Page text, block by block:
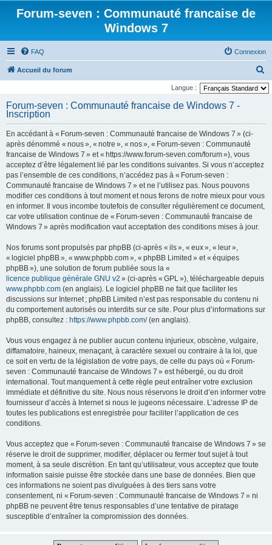
Forum-seven : Communauté francaise de
Windows 7
FAQ Connexion
Accueil du forum
e
Langue :
Forum-seven : Communauté francaise de Windows 7 -
Inscription
En accédant à « Forum-seven : Communauté francaise de Windows 7 » (ci-
après dénommé « nous », « notre », « nos », « Forum-seven : Communauté
francaise de Windows 7 » et « https://www.forum-seven.com/forum »), vous
acceptez d’être légalement lié par les conditions suivantes. Si vous n’acceptez
pas l’ensemble de ces conditions, n’accédez pas à « Forum-seven :
Communauté francaise de Windows 7 » et ne l’utilisez pas. Nous pouvons
modifier ces conditions à tout moment et nous ferons de notre mieux pour vous
en informer. Il vous incombe toutefois de consulter régulièrement ce document,
car votre utilisation continue de « Forum-seven : Communauté francaise de
Windows 7 » après modification vaut acceptation des conditions mises à jour.
Nos forums sont propulsés par phpBB (ci-après « ils », « eux », « leur »,
« logiciel phpBB », « www.phpbb.com », « phpBB Limited » et « équipes
phpBB »), une solution de forum publiée sous la «
licence publique générale GNU v2 » (ci-après « GPL »), téléchargeable depuis
www.phpbb.com (en anglais). Le logiciel phpBB ne fait que faciliter les
discussions sur Internet ; phpBB Limited n’est pas responsable du contenu ni
du comportement autorisés ou interdits sur ce site. Pour plus d’informations sur
phpBB, consultez : https://www.phpbb.com/(en anglais).
Vous vous engagez à ne publier aucun contenu injurieux, obscène, vulgaire,
diffamatoire, haineux, menaçant, à caractère sexuel ou contraire à la loi, que
ce soit en vertu de la législation de votre pays, de celle du pays où « Forum-
seven : Communauté francaise de Windows 7 » est hébergé, ou du droit
international. Tout manquement à cette règle peut entraîner votre exclusion
immédiate et définitive du site. Nous nous réservons le droit d’en informer votre
fournisseur d’accès à Internet si nous le jugeons nécessaire. L’adresse IP de
toutes les publications est enregistrée pour faciliter l’application de ces
conditions.
Vous acceptez que « Forum-seven : Communauté francaise de Windows 7 » se
réserve le droit de supprimer, modifier, déplacer ou fermer tout sujet à tout
moment, à sa seule discrétion. En tant qu’utilisateur, vous acceptez que toute
information saisie puisse être stockée dans une base de données. Bien que
ces informations ne soient pas divulguées à des tiers sans votre
consentement, ni « Forum-seven : Communauté francaise de Windows 7 » ni
phpBB ne peuvent être tenus responsables d’une tentative de piratage
susceptible d’entraîner la compromission des données.